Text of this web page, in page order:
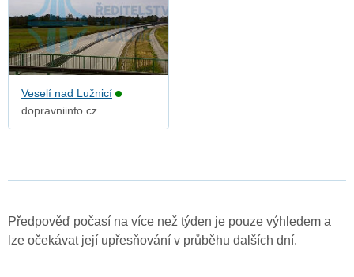
Veselí nad Lužnicí
dopravniinfo.cz
Předpověď počasí na více než týden je pouze výhledem a
lze očekávat její upřesňování v průběhu dalších dní.